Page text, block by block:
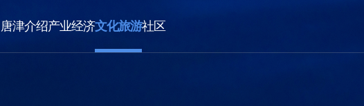
唐津介绍产业经济文化旅游社区